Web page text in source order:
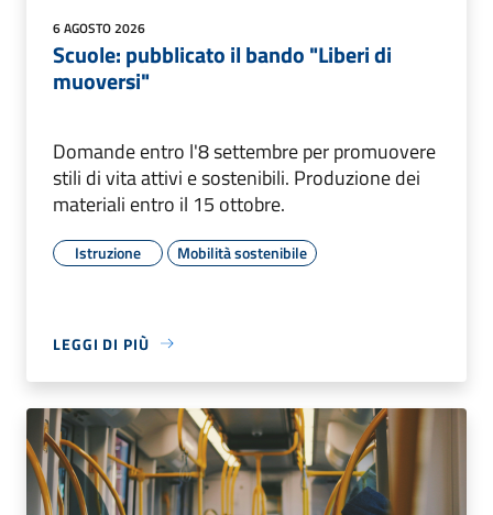
6 AGOSTO 2026
Scuole: pubblicato il bando "Liberi di
muoversi"
Domande entro l'8 settembre per promuovere
stili di vita attivi e sostenibili. Produzione dei
materiali entro il 15 ottobre.
Istruzione Mobilità sostenibile
LEGGI DI PIÙ